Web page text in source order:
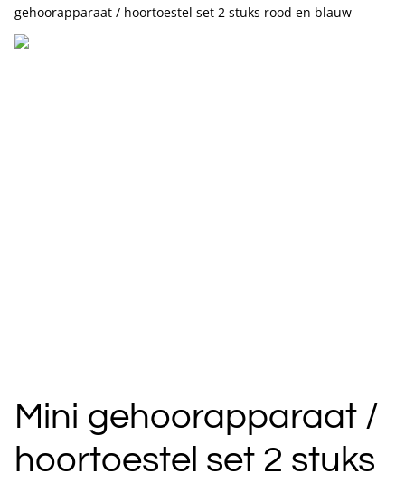
gehoorapparaat / hoortoestel set 2 stuks rood en blauw
Mini gehoorapparaat /
hoortoestel set 2 stuks